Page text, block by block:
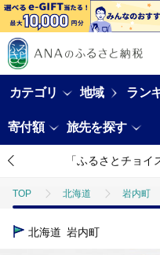
カテゴリ 地域 ラン
寄付額 旅先を探す
「ふるさとチョ
TOP 北海道 岩内町
TOP
北海道 岩内町